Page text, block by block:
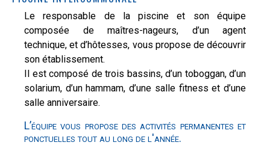
Le responsable de la piscine et son équipe
composée de maîtres-nageurs, d’un agent
technique, et d’hôtesses, vous propose de découvrir
son établissement.
Il est composé de trois bassins, d’un toboggan, d’un
solarium, d’un hammam, d’une salle fitness et d’une
salle anniversaire.
L’équipe vous propose des activités permanentes et
ponctuelles tout au long de l'année.